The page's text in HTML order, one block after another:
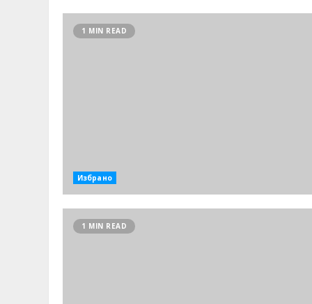
1 MIN READ
Избрано
1 MIN READ